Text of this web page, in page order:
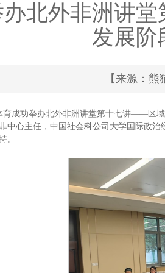
办北外非洲讲
发展阶
【来源：熊
育成功举办北外非洲讲堂第十七讲——区
中心主任，中国社会科公司大学国际政
。